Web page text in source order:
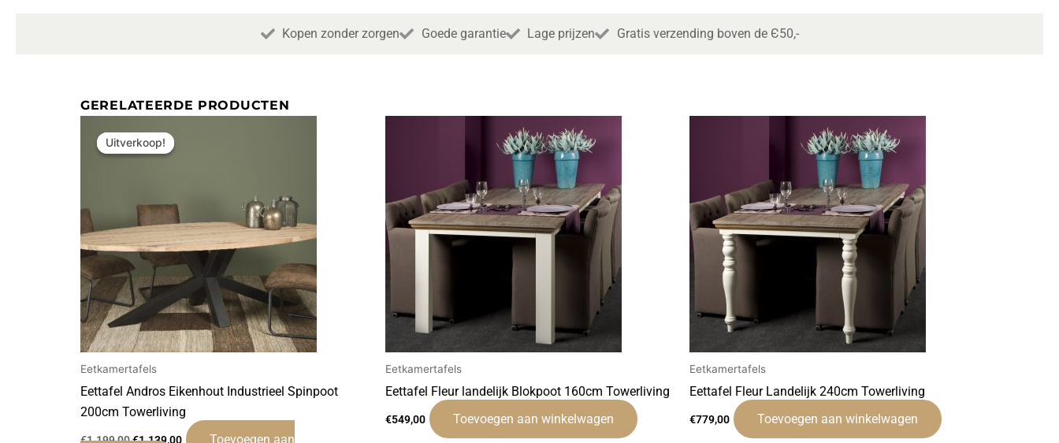
Kopen zonder zorgen Goede garantie Lage prijzen Gratis verzending boven de Є50,-
GERELATEERDE PRODUCTEN
Uitverkoop!
Uitverkoop!
Eetkamertafels
Eettafel Andros Eikenhout Industrieel Spinpoot
200cm Towerliving
€1.199,00
prijs
was:
€1.139,00
Toevoegen aan
Eetkamertafels
Eettafel Fleur landelijk Blokpoot 160cm Towerliving
€549,00 Toevoegen aan winkelwagen
Eetkamertafels
Eettafel Fleur Landelijk 240cm Towerliving
€779,00 Toevoegen aan winkelwagen